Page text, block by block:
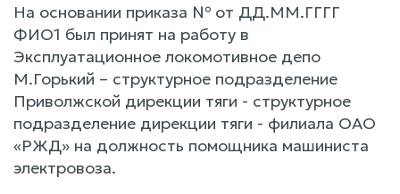
На основании приказа № от ДД.ММ.ГГГГ
ФИО1 был принят на работу в
Эксплуатационное локомотивное депо
М.Горький – структурное подразделение
Приволжской дирекции тяги - структурное
подразделение дирекции тяги - филиала ОАО
«РЖД» на должность помощника машиниста
электровоза.